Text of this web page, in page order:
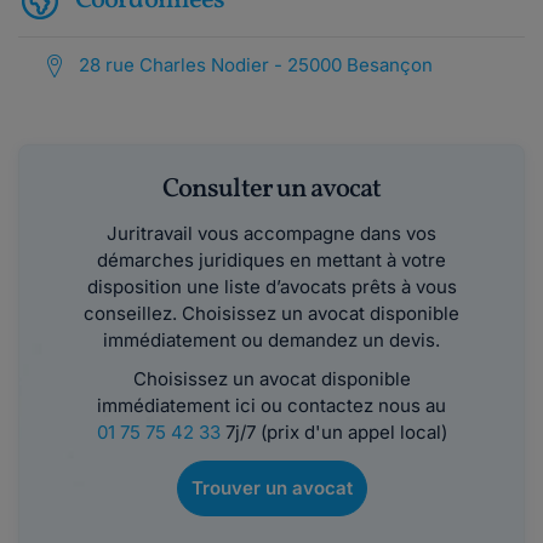
28 rue Charles Nodier - 25000 Besançon
Consulter un avocat
Juritravail vous accompagne dans vos
démarches juridiques en mettant à votre
disposition une liste d’avocats prêts à vous
conseillez. Choisissez un avocat disponible
immédiatement ou demandez un devis.
Choisissez un avocat disponible
immédiatement ici ou contactez nous au
01 75 75 42 337j/7 (prix d'un appel local)
Trouver un avocat